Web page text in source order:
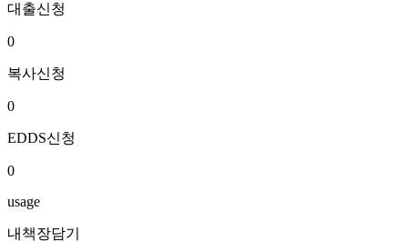
대출신청
0
복사신청
0
EDDS신청
0
usage
내책장담기